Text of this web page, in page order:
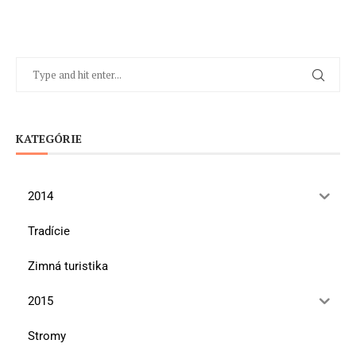
KATEGÓRIE
2014
Tradície
Zimná turistika
2015
Stromy